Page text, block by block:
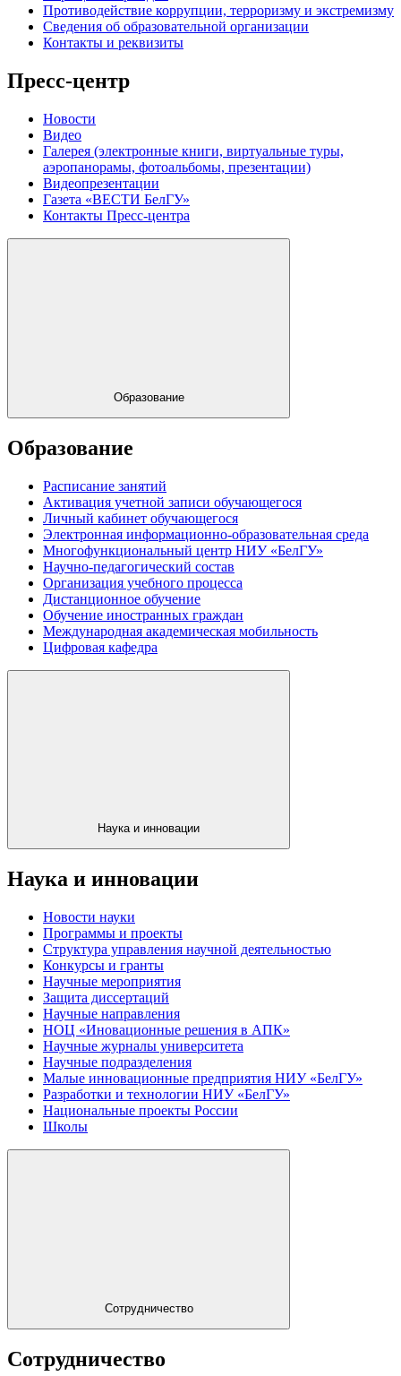
Противодействие коррупции, терроризму и экстремизму
Сведения об образовательной организации
Контакты и реквизиты
Пресс-центр
Новости
Видео
Галерея (электронные книги, виртуальные туры,
аэропанорамы, фотоальбомы, презентации)
Видеопрезентации
Газета «ВЕСТИ БелГУ»
Контакты Пресс-центра
Образование
Образование
Расписание занятий
Активация учетной записи обучающегося
Личный кабинет обучающегося
Электронная информационно-образовательная среда
Многофункциональный центр НИУ «БелГУ»
Научно-педагогический состав
Организация учебного процесса
Дистанционное обучение
Обучение иностранных граждан
Международная академическая мобильность
Цифровая кафедра
Наука и инновации
Наука и инновации
Новости науки
Программы и проекты
Структура управления научной деятельностью
Конкурсы и гранты
Научные мероприятия
Защита диссертаций
Научные направления
НОЦ «Иновационные решения в АПК»
Научные журналы университета
Научные подразделения
Малые инновационные предприятия НИУ «БелГУ»
Разработки и технологии НИУ «БелГУ»
Национальные проекты России
Школы
Сотрудничество
Сотрудничество